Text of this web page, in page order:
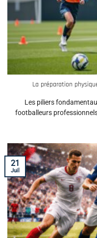
La préparation
Les piliers
footballeurs
21
Juil